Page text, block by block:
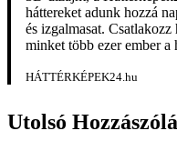
háttereket adunk hozzá
és izgalmasat.
minket több ezer ember
HÁTTÉRKÉPEK24.hu
Utolsó